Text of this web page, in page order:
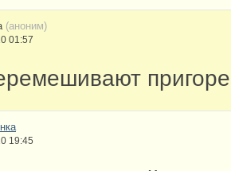
(аноним)
01:57
19:45